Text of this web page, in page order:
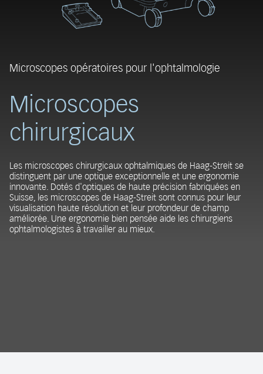
Microscopes opératoires pour l'ophtalmologie
Microscopes
chirurgicaux
Les microscopes chirurgicaux ophtalmiques de Haag-Streit se
distinguent par une optique exceptionnelle et une ergonomie
innovante. Dotés d'optiques de haute précision fabriquées en
Suisse, les microscopes de Haag-Streit sont connus pour leur
visualisation haute résolution et leur profondeur de champ
améliorée. Une ergonomie bien pensée aide les chirurgiens
ophtalmologistes à travailler au mieux.